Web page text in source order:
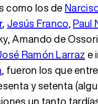
como los de
, Jesús Franco, Paul
Amando de
Ramón Larraz e
, fueron los que
y setenta